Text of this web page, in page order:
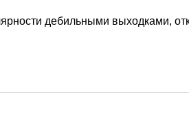
дебильными выходками,